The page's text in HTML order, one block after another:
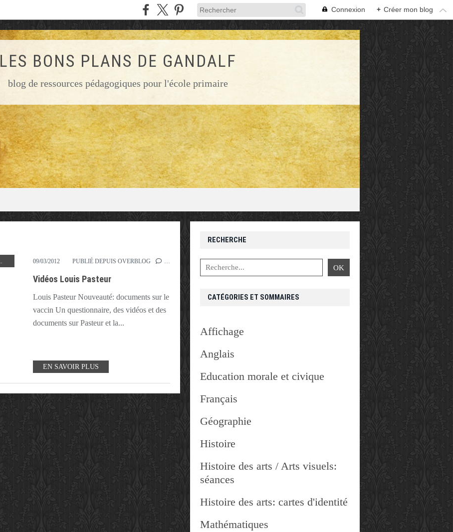
Connexion + Créer mon blog
LES BONS PLANS DE GANDALF
blog de ressources pédagogiques pour l'école primaire
MOUTON, PASTEUR,PASTEURISATION,RAGE ,VACCIN VACCINATION
09/03/2012 PUBLIÉ DEPUIS OVERBLOG
Vidéos Louis Pasteur
Louis Pasteur Nouveauté: documents sur le
vaccin Un questionnaire, des vidéos et des
documents sur Pasteur et la...
EN SAVOIR PLUS
RECHERCHE
CATÉGORIES ET SOMMAIRES
Affichage
Anglais
Education morale et civique
Français
Géographie
Histoire
Histoire des arts / Arts visuels:
séances
Histoire des arts: cartes d'identité
Mathématiques